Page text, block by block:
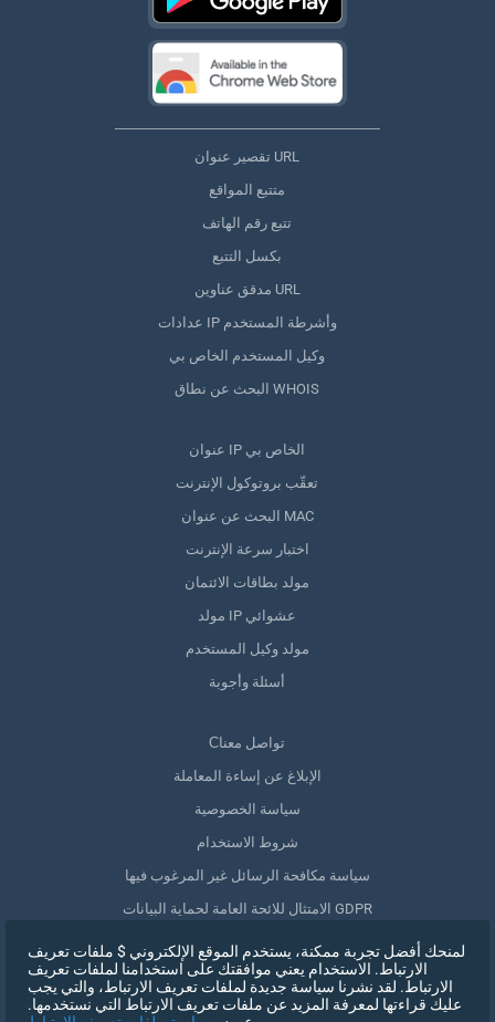
تقصير عنوان URL
متتبع المواقع
تتبع رقم الهاتف
بكسل التتبع
مدقق عناوين URL
عدادات IP وأشرطة المستخدم
وكيل المستخدم الخاص بي
البحث عن نطاق WHOIS
عنوان IP الخاص بي
تعقّب بروتوكول الإنترنت
البحث عن عنوان MAC
اختبار سرعة الإنترنت
مولد بطاقات الائتمان
مولد IP عشوائي
مولد وكيل المستخدم
أسئلة وأجوبة
Сتواصل معنا
الإبلاغ عن إساءة المعاملة
سياسة الخصوصية
شروط الاستخدام
سياسة مكافحة الرسائل غير المرغوب فيها
الامتثال للائحة العامة لحماية البيانات GDPR
حذف بياناتي
سحب الموافقة
لمنحك أفضل تجربة ممكنة، يستخدم الموقع الإلكتروني $ ملفات تعريف
الارتباط. الاستخدام يعني موافقتك على استخدامنا لملفات تعريف
الارتباط. لقد نشرنا سياسة جديدة لملفات تعريف الارتباط، والتي يجب
عليك قراءتها لمعرفة المزيد عن ملفات تعريف الارتباط التي نستخدمها.